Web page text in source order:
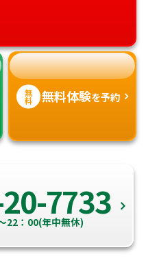
県
県
無
料 無料体験を予約
7733
22：00(年中無休)